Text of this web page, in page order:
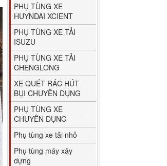
PHỤ TÙNG XE
HUYNDAI XCIENT
PHỤ TÙNG XE TẢI
ISUZU
PHỤ TÙNG XE TẢI
CHENGLONG
XE QUÉT RÁC HÚT
BỤI CHUYÊN DỤNG
PHỤ TÙNG XE
CHUYÊN DỤNG
Phụ tùng xe tải nhỏ
Phụ tùng máy xây
dựng